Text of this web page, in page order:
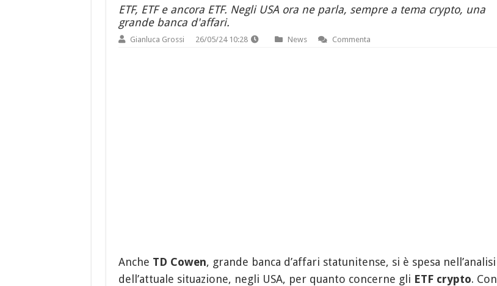
ETF, ETF e ancora ETF. Negli USA ora ne parla, sempre a tema crypto, una
grande banca d'affari.
Gianluca Grossi 26/05/24 10:28 News Commenta
Anche TD Cowen, grande banca d’affari statunitense, si è spesa nell’analisi
dell’attuale situazione, negli USA, per quanto concerne gli ETF crypto. Con